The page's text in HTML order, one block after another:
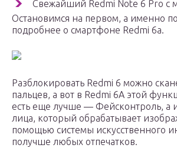
Свежайший Redmi Note 6 Pro с
Остановимся на первом, а именно
подробнее о смартфоне Redmi 6a.
Разблокировать Redmi 6 можно
пальцев, а вот в Redmi 6A этой
есть еще лучше — Фейсконтроль, а
лица, который обрабатывает
помощью системы искусственного
получше любых отпечатков.